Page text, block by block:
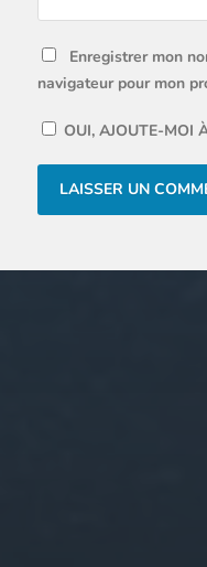
Enregistrer mon
navigateur pour mon
OUI, AJOUTE-MOI